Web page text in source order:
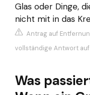
Glas oder Dinge,
nicht mit in das
Antrag auf
vollständige Antwort
Was